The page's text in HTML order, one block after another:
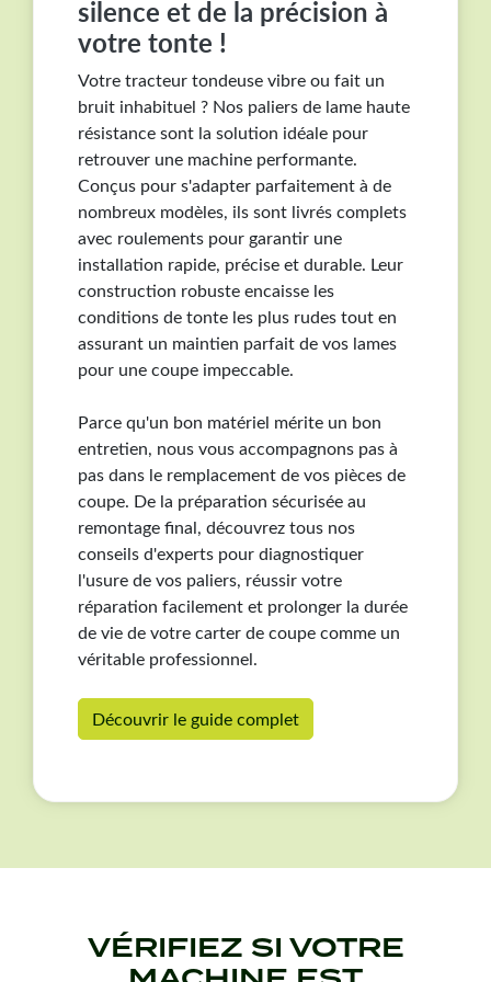
BL1238T, BL12536A, BL12536SB, BL12536SBJ.
HUSQVARNA CT 130, CT 135, CT 141, CT 150, CT
151, CT 160, CTH 130, CTH 140 TWIN, CTH 150
TWIN, CTH 150XP, CTH 151, CTH 155, CTH 160, CTH
160 II, CTH 180XP, LR 12, LR 120, LR 121, LR 130, LT
120, LT 125, LT 130, LT 151. MC CULLOCH 17107,
BA12592RBA, MC115T94, MC1292RB, MC17107,
M12592RB, M12597HRB, M12597RB, M125B92RB,
M12T92RB, M13592HRB, M13592RB, M13597HRB,
M13597RB, M155-107HRB, M155107HRB,
M165107HRB, M175H38RB, M185107HRB,
M200107HRB. POULAN 1C1A7A, 1D2A3A, 1E2A9A,
1H2A9A, 2C3B1A, 2C3B1B, 2D3B3B, 2D3B3C,
2D3B3D. SENTAR RE1238.
même modèle peut posséder des paliers différents
d'une année sur l'autre. Vérifiez vos dimensions,
nombre de trous de fixation et références d'origine
avant de passer commande.
silence et de la précision à
votre tonte !
Votre tracteur tondeuse vibre ou fait un
bruit inhabituel ? Nos paliers de lame haute
résistance sont la solution idéale pour
retrouver une machine performante.
Conçus pour s'adapter parfaitement à de
nombreux modèles, ils sont livrés complets
avec roulements pour garantir une
installation rapide, précise et durable. Leur
construction robuste encaisse les
conditions de tonte les plus rudes tout en
assurant un maintien parfait de vos lames
pour une coupe impeccable.
Parce qu'un bon matériel mérite un bon
entretien, nous vous accompagnons pas à
pas dans le remplacement de vos pièces de
coupe. De la préparation sécurisée au
remontage final, découvrez tous nos
conseils d'experts pour diagnostiquer
l'usure de vos paliers, réussir votre
réparation facilement et prolonger la durée
de vie de votre carter de coupe comme un
véritable professionnel.
Découvrir le guide complet
VÉRIFIEZ SI VOTRE